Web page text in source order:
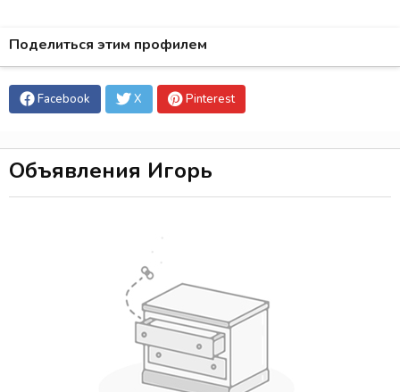
Поделиться этим профилем
Facebook X Pinterest
Объявления Игорь